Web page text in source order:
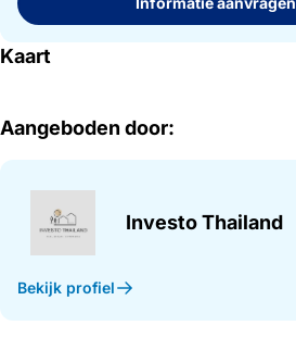
Kaart
Aangeboden door:
Investo Thailand
Bekijk profiel